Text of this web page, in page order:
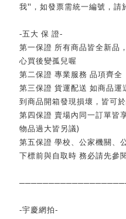
我" ，如發票需統一編號，
-五大 保 證-
第一保證 所有商品皆全新品
心買後變孤兒喔
第二保證 專業服務 品項齊全
第三保證 貨運配送 如商品運
到商品開箱發現損壞，皆可
第四保證 賣場內同一訂單皆
物品過大皆另議)
第五保證 學校、公家機關、
下標前與自取時 務必請先參
-宇慶網拍-